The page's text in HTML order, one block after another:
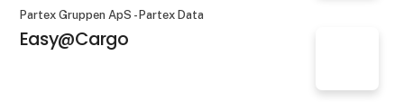
Partex Gruppen ApS - Partex Data
Easy@Cargo